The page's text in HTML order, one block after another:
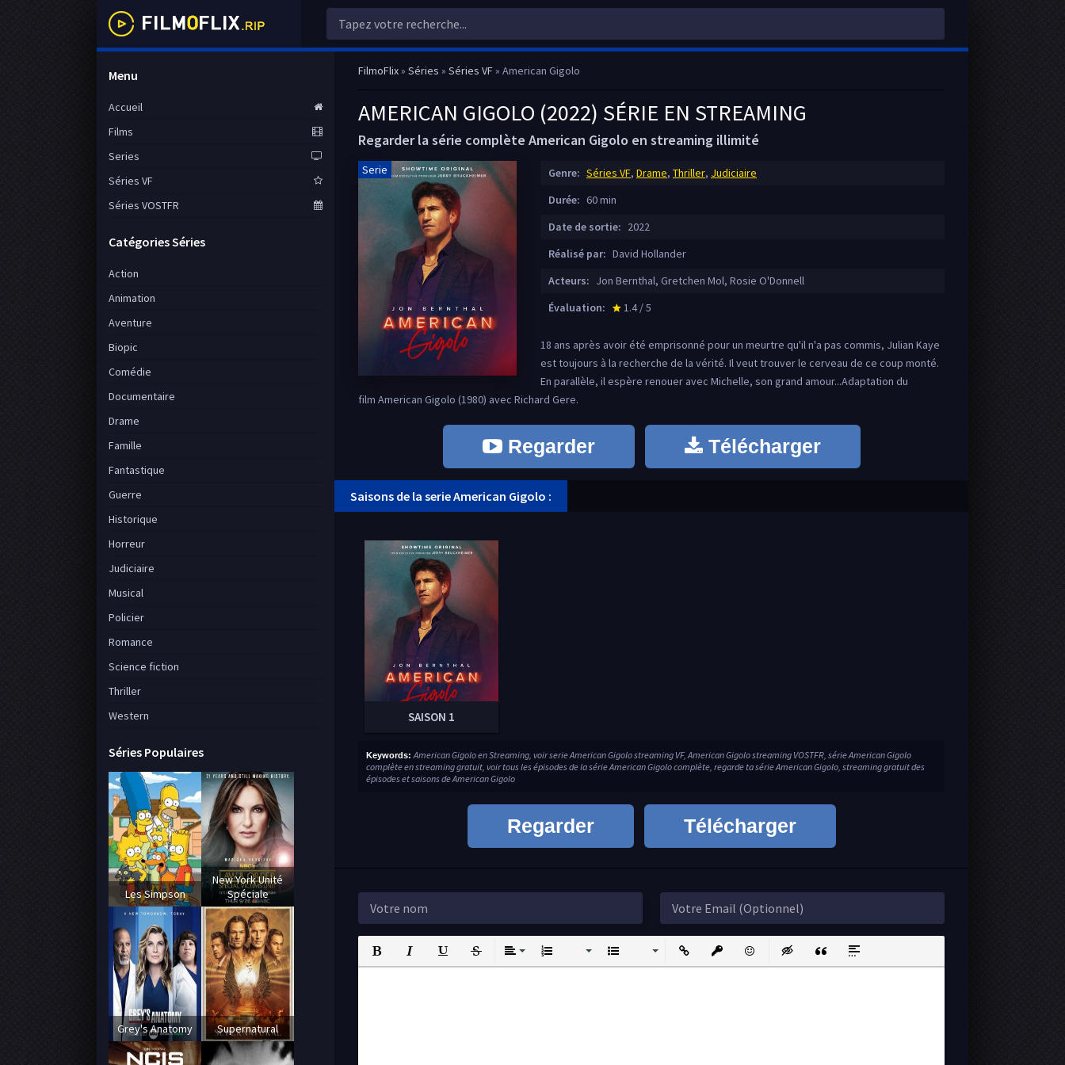
FilmoFlix» Séries » Séries VF » American Gigolo
AMERICAN GIGOLO (2022) SÉRIE EN STREAMING
Regarder la série complète American Gigolo en streaming illimité
Serie Genre: Séries VF, Drame, Thriller, Judiciaire
Durée: 60 min
Date de sortie: 2022
Réalisé par: David Hollander
Acteurs: Jon Bernthal, Gretchen Mol, Rosie O'Donnell
Évaluation:
star_rate
1.4 / 5
18 ans après avoir été emprisonné pour un meurtre qu'il n'a pas commis, Julian Kaye
est toujours à la recherche de la vérité. Il veut trouver le cerveau de ce coup monté.
En parallèle, il espère renouer avec Michelle, son grand amour...Adaptation du
film American Gigolo (1980) avec Richard Gere.
Regarder Télécharger
Saisons de la serie American Gigolo :
SAISON 1
Keywords: American Gigolo en Streaming, voir serie American Gigolo streaming VF, American Gigolo streaming VOSTFR, série American Gigolo
complète en streaming gratuit, voir tous les épisodes de la série American Gigolo complète, regarde ta série American Gigolo, streaming gratuit des
épisodes et saisons de American Gigolo
Regarder Télécharger
Bold Italic UnderlineStrikethrough
AlignOrdered List Unordered ListInsert LinkInsert protected link
EmoticonsInsert hidden text
Insert QuoteInsert spoiler
Menu
Accueil
Films
Series
Séries VF
Séries VOSTFR
Catégories Séries
Action
Animation
Aventure
Biopic
Comédie
Documentaire
Drame
Famille
Fantastique
Guerre
Historique
Horreur
Judiciaire
Musical
Policier
Romance
Science fiction
Thriller
Western
Séries Populaires
Les Simpson
New York Unité
Spéciale
Grey's Anatomy Supernatural